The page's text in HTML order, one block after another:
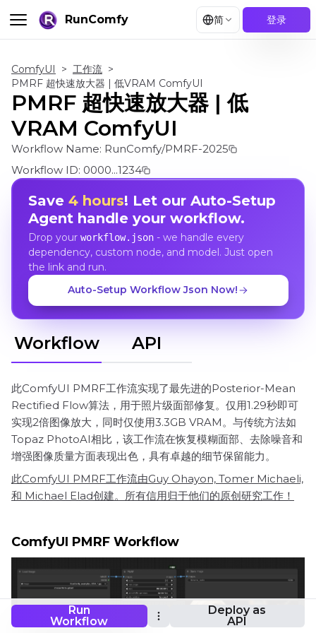
RunComfy 简 登录
Run
Workflow
Deploy as
API
ComfyUI > 工作流 >
PMRF 超快速放大器 | 低VRAM ComfyUI
PMRF 超快速放大器 | 低
VRAM ComfyUI
Workflow Name: RunComfy/PMRF-2025
Workflow ID: 0000...1234
Save 4 hours! Let our Auto-Setup
Agent handle your workflow.
Drop your workflow.json- we handle every
dependency, custom node, and model. Just open
the link and run.
Auto-Setup Workflow Json Now!
Workflow API
此ComfyUI PMRF工作流实现了最先进的Posterior-Mean
Rectified Flow算法，用于照片级面部修复。仅用1.29秒即可
实现2倍图像放大，同时仅使用3.3GB VRAM。与传统方法如
Topaz PhotoAI相比，该工作流在恢复模糊面部、去除噪音和
增强图像质量方面表现出色，具有卓越的细节保留能力。
此ComfyUI PMRF工作流由Guy Ohayon, Tomer Michaeli,
和 Michael Elad创建。所有信用归于他们的原创研究工作！
ComfyUI PMRF Workflow